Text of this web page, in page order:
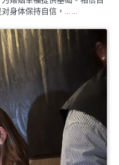
身体保持自信，… …